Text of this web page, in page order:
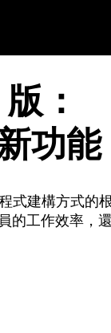
：
功能
式建構方式的
的工作效率，